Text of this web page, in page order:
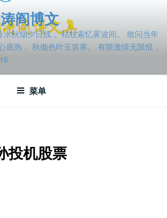
阎博文
水秋烟夕日残， 枯枝索忆雾波间。 敢问当年
底热， 秋抛色叶玉笛寒。 有限激情无限恨，
菜单
投机股票